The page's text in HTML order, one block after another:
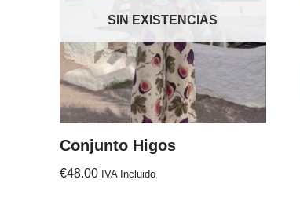
SIN EXISTENCIAS
Conjunto Higos
€48.00 IVA Incluido